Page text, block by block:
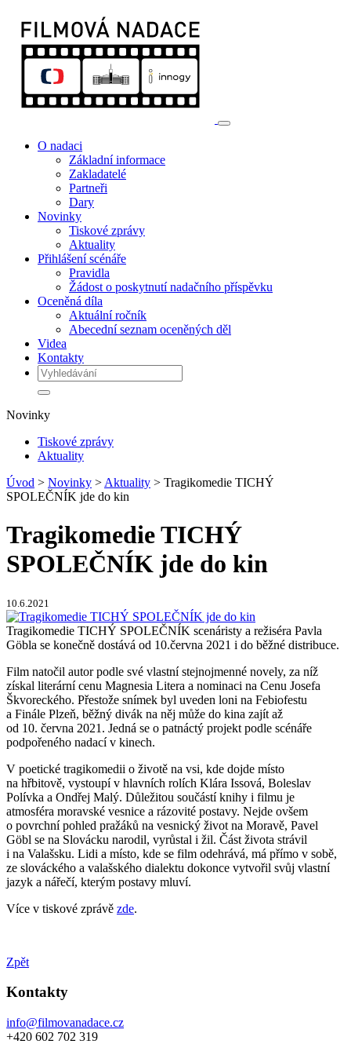
O nadaci
Základní informace
Zakladatelé
Partneři
Dary
Novinky
Tiskové zprávy
Aktuality
Přihlášení scénáře
Pravidla
Žádost o poskytnutí nadačního příspěvku
Oceněná díla
Aktuální ročník
Abecední seznam oceněných děl
Videa
Kontakty
Novinky
Tiskové zprávy
Aktuality
Úvod > Novinky > Aktuality > Tragikomedie TICHÝ
SPOLEČNÍK jde do kin
Tragikomedie TICHÝ
SPOLEČNÍK jde do kin
10.6.2021
Tragikomedie TICHÝ SPOLEČNÍK scenáristy a režiséra Pavla
Göbla se konečně dostává od 10.června 2021 i do běžné distribuce.
Film natočil autor podle své vlastní stejnojmenné novely, za níž
získal literární cenu Magnesia Litera a nominaci na Cenu Josefa
Škvoreckého. Přestože snímek byl uveden loni na Febiofestu
a Finále Plzeň, běžný divák na něj může do kina zajít až
od 10. června 2021. Jedná se o patnáctý projekt podle scénáře
podpořeného nadací v kinech.
V poetické tragikomedii o životě na vsi, kde dojde místo
na hřbitově, vystoupí v hlavních rolích Klára Issová, Boleslav
Polívka a Ondřej Malý. Důležitou součástí knihy i filmu je
atmosféra moravské vesnice a rázovité postavy. Nejde ovšem
o povrchní pohled pražáků na vesnický život na Moravě, Pavel
Göbl se na Slovácku narodil, vyrůstal i žil. Část života strávil
i na Valašsku. Lidi a místo, kde se film odehrává, má přímo v sobě,
ze slováckého a valašského dialektu dokonce vytvořil svůj vlastní
jazyk a nářečí, kterým postavy mluví.
Více v tiskové zprávě zde.
Zpět
Kontakty
info@filmovanadace.cz
+420 602 702 319